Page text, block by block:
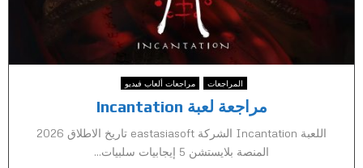
المراجعات مراجعات ألعاب فيديو
مراجعة لعبة Incantation
اللعبة Incantation الشركة eastasiasoft تاريخ الاطلاق 2026
المنصة بلايستشن 5 إيجابيات سلبيات...